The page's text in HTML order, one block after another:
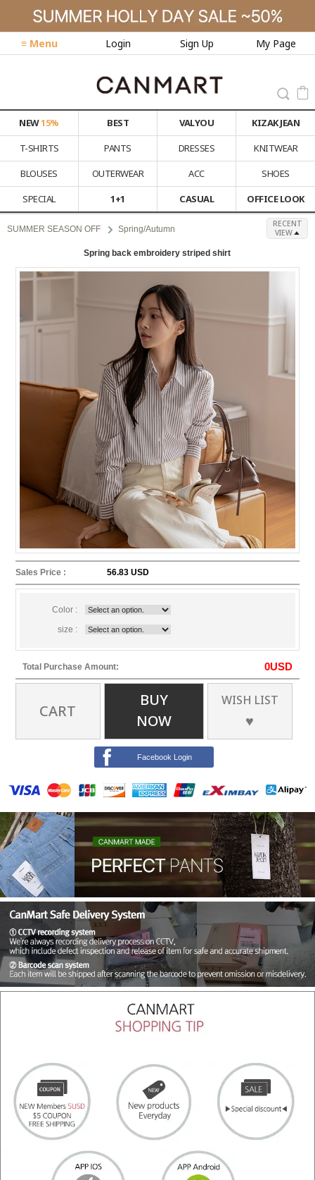
≡ Menu Login Sign Up My Page
NEW15% BEST VALYOU
KIZAK JEAN
T-SHIRTS
PANTS DRESSES
KNITWEAR
BLOUSES
OUTERWEAR ACC
SHOES
SPECIAL
1+1 CASUAL OFFICE LOOK
SUMMER SEASON OFF Spring/Autumn
RECENT
VIEW
Spring back embroidery striped shirt
Sales Price : 56.83 USD
Color :
size :
Total Purchase Amount: 0USD
CART
BUY
NOW
WISH LIST
♥
Facebook Login